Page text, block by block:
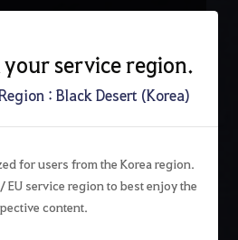
your service region.
: Black Desert (Korea)
for users from the Korea region.
EU service region to best enjoy the
content.
리로 이끈 주역, '맹주 길드'는 제
획득합니다.
표를 가지고 장미 전쟁에 참여하였기에
무를 얼마나 더 많이 성공하느냐에 따라
이 늘어나기 때문에,
내려온 임무를 더 열심히 수행하여야